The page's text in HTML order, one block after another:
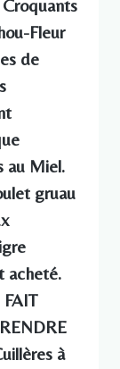
Fleur
de
au Miel.
gruau
acheté.
à